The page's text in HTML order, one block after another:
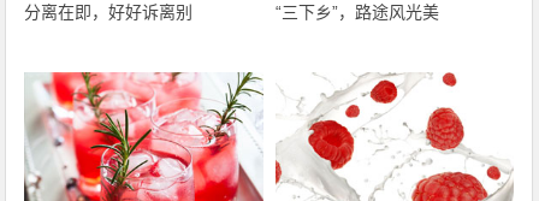
分离在即，好好诉离别 “三下乡”，路途风光美